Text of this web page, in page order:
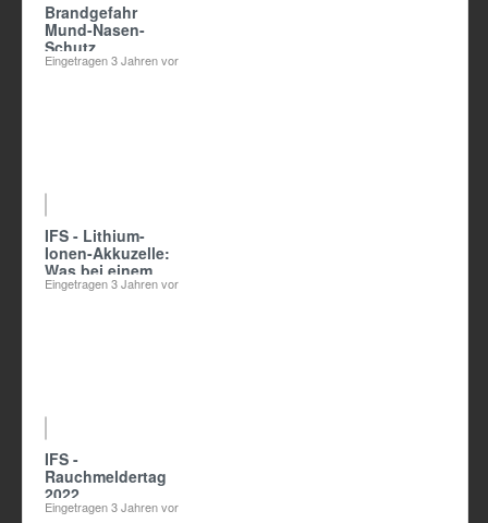
Brandgefahr
Mund-Nasen-
Schutz
Eingetragen3 Jahren vor
IFS - Lithium-
Ionen-Akkuzelle:
Was bei einem
Defekt geschieht
Eingetragen3 Jahren vor
IFS -
Rauchmeldertag
2022
Eingetragen3 Jahren vor